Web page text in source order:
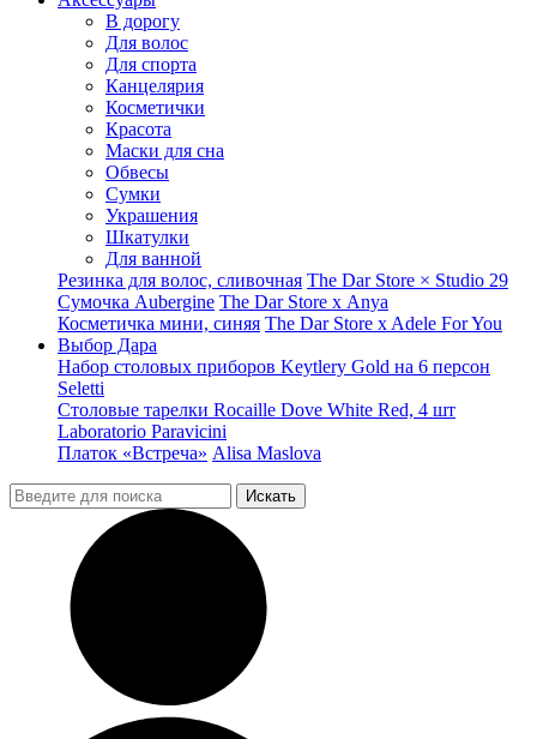
В дорогу
Для волос
Для спорта
Канцелярия
Косметички
Красота
Маски для сна
Обвесы
Сумки
Украшения
Шкатулки
Для ванной
Резинка для волос, сливочная The Dar Store × Studio 29
Сумочка Aubergine The Dar Store x Anya
Косметичка мини, синяя The Dar Store x Adele For You
Выбор Дара
Набор столовых приборов Keytlery Gold на 6 персон
Seletti
Столовые тарелки Rocaille Dove White Red, 4 шт
Laboratorio Paravicini
Платок «Встреча» Alisa Maslova